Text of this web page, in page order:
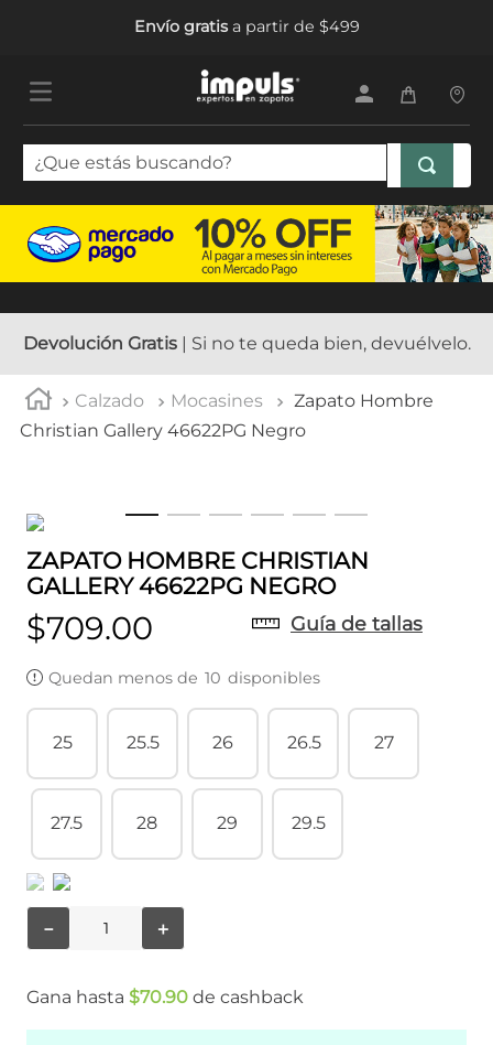
Envío gratisa partir de $499
¿Que estás buscando?
Devolución Gratis| Si no te queda bien, devuélvelo.
Calzado Mocasines
Zapato Hombre
Christian Gallery 46622PG Negro
ZAPATO HOMBRE CHRISTIAN
GALLERY 46622PG NEGRO
$709.00 Guía de tallas
Quedan menos de 10 disponibles
25 25.5 26 26.5 27
27.5 28 29 29.5
＋
－
Gana hasta $70.90 de cashback
TÉRMINOS MÁS BUSCADOS
1.
sandalias mujer
tenis hombre
5. tenis